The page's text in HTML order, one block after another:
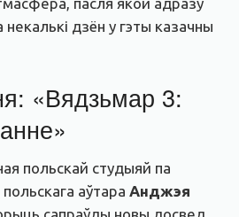
некалькі дзён у гэты казачны
«Вядзьмар 3:
польскай студыяй па
аўтара Анджэя